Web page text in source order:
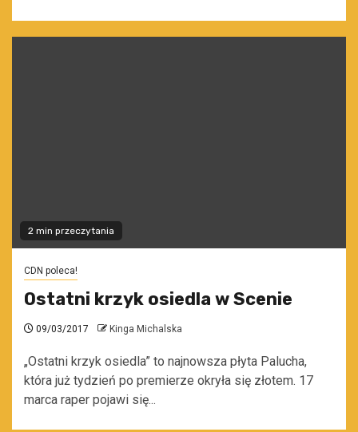
2 min przeczytania
CDN poleca!
Ostatni krzyk osiedla w Scenie
09/03/2017 Kinga Michalska
„Ostatni krzyk osiedla” to najnowsza płyta Palucha,
która już tydzień po premierze okryła się złotem. 17
marca raper pojawi się...